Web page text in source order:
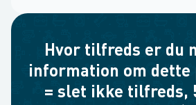
Hvor tilfreds er du
information om dette
= slet ikke tilfreds,